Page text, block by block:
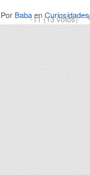
-11 (13 votos)
PorBabaenCuriosidades